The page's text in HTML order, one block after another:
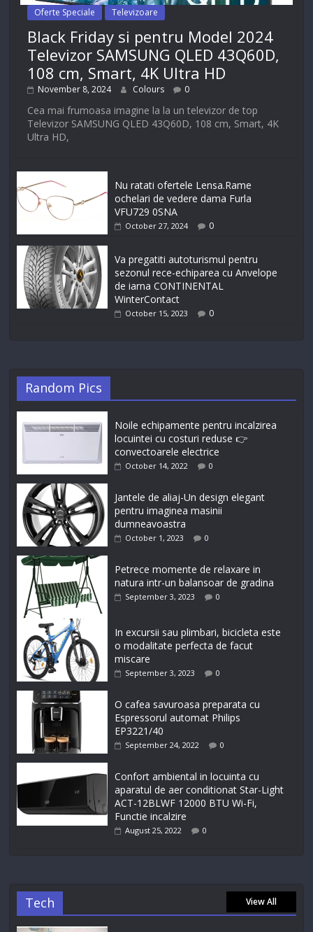
Oferte Speciale Televizoare
Black Friday si pentru Model 2024
Televizor SAMSUNG QLED 43Q60D,
108 cm, Smart, 4K Ultra HD
November 8, 2024 Colours 0
Cea mai frumoasa imagine la la un televizor de top
Televizor SAMSUNG QLED 43Q60D, 108 cm, Smart, 4K
Ultra HD,
Nu ratati ofertele Lensa.Rame
ochelari de vedere dama Furla
VFU729 0SNA
October 27, 2024 0
Va pregatiti autoturismul pentru
sezonul rece-echiparea cu Anvelope
de iarna CONTINENTAL
WinterContact
October 15, 2023 0
Random Pics
Noile echipamente pentru incalzirea
locuintei cu costuri reduse 👉
convectoarele electrice
October 14, 2022 0
Jantele de aliaj-Un design elegant
pentru imaginea masinii
dumneavoastra
October 1, 2023 0
Petrece momente de relaxare in
natura intr-un balansoar de gradina
September 3, 2023 0
In excursii sau plimbari, bicicleta este
o modalitate perfecta de facut
miscare
September 3, 2023 0
O cafea savuroasa preparata cu
Espressorul automat Philips
EP3221/40
September 24, 2022 0
Confort ambiental in locuinta cu
aparatul de aer conditionat Star-Light
ACT-12BLWF 12000 BTU Wi-Fi,
Functie incalzire
August 25, 2022 0
Tech View All